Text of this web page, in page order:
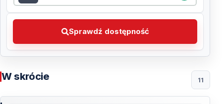
Sprawdź dostępność
Sprawdź dostępność Wybierz preferowaną datę
W skrócie 11